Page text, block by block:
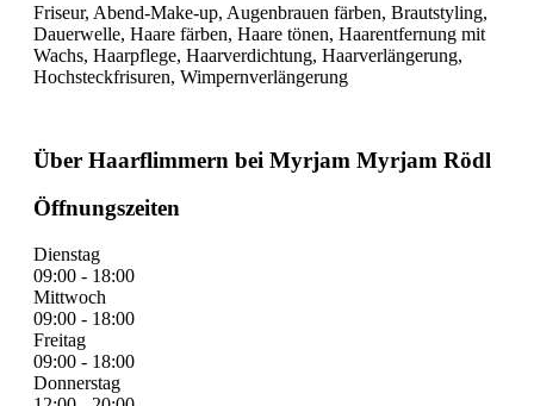
Friseur, Abend-Make-up, Augenbrauen färben, Brautstyling,
Dauerwelle, Haare färben, Haare tönen, Haarentfernung mit
Wachs, Haarpflege, Haarverdichtung, Haarverlängerung,
Hochsteckfrisuren, Wimpernverlängerung
Über Haarflimmern bei Myrjam Myrjam Rödl
Öffnungszeiten
Dienstag
09:00 - 18:00
Mittwoch
09:00 - 18:00
Freitag
09:00 - 18:00
Donnerstag